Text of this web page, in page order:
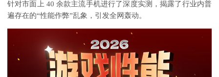
针对市面上 40 余款主流手机进行了深度实测，揭露了行业内普
遍存在的“性能作弊”乱象，引发全网轰动。